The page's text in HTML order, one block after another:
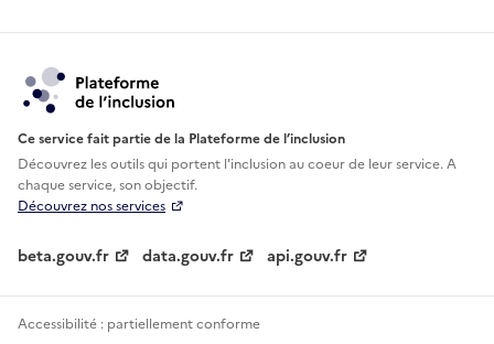
Ce service fait partie de la Plateforme de l’inclusion
Découvrez les outils qui portent l'inclusion aucoeur de leur service. A
chaque service, son objectif.
Découvrez nos services
beta.gouv.fr data.gouv.fr api.gouv.fr
Accessibilité : partiellement conforme